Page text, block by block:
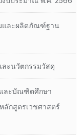
และผลิตภัณฑ์ฐาน
ละนวัตกรรมวัสดุ
และบัณฑิตศึกษา
ลักสูตรเวชศาสตร์